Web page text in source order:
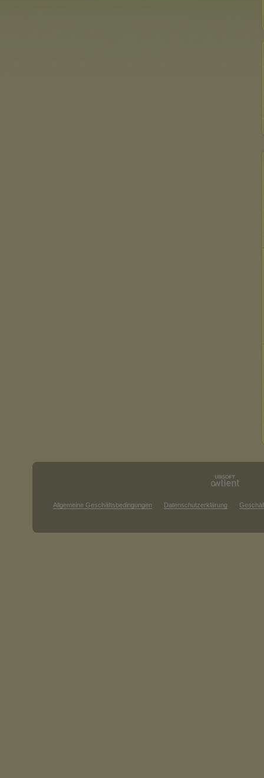
Allgemeine Geschäftsbedingungen Datenschutzerklärung